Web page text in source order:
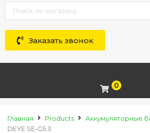
Заказать звонок
0
Главная Products
Аккумуляторные
DEYE SE-G5.3